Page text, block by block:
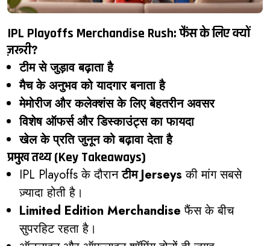
IPL Playoffs Merchandise Rush: फैंस के लिए क्यों
ज़रूरी?
टीम से जुड़ाव बढ़ाता है
मैच के अनुभव को यादगार बनाता है
मेमोरीज और कलेक्शंस के लिए बेहतरीन अवसर
विशेष ऑफर्स और डिस्काउंट्स का फायदा
खेल के प्रति जुनून को बढ़ावा देता है
प्रमुख तथ्य (Key Takeaways)
IPL Playoffs के दौरानटीम Jerseys की मांग सबसे
ज़्यादा होती है।
Limited Edition Merchandise फैंस के बीच
सुपरहिट रहता है।